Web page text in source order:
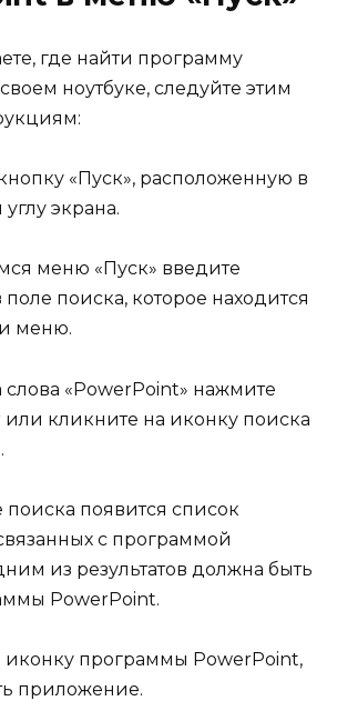
где найти программу
ноутбуке, следуйте этим
«Пуск», расположенную в
экрана.
меню «Пуск» введите
поиска, которое находится
меню.
слова «PowerPoint» нажмите
кликните на иконку поиска
поиска появится список
с программой
из результатов должна быть
PowerPoint.
иконку программы PowerPoint,
приложение.